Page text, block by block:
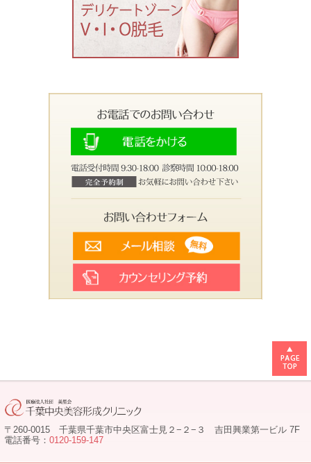
〒260-0015 千葉県千葉市中央区富士見２−２−３ 吉田興業第一ビル 7F
電話番号： 0120-159-147